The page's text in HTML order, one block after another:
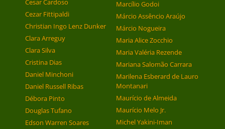
Cesar Cardoso
Cezar Fittipaldi
Christian Ingo Lenz Dunker
Clara Arreguy
Clara Silva
Cristina Dias
Daniel Minchoni
Daniel Russell Ribas
Débora Pinto
Douglas Tufano
Edson Warren Soares
Marcílio Godoi
Márcio Assêncio Araújo
Márcio Nogueira
Maria Alice Zocchio
Maria Valéria Rezende
Mariana Salomão Carrara
Marilena Esberard de Lauro
Montanari
Maurício de Almeida
Maurício Melo Jr.
Michel Yakini-Iman